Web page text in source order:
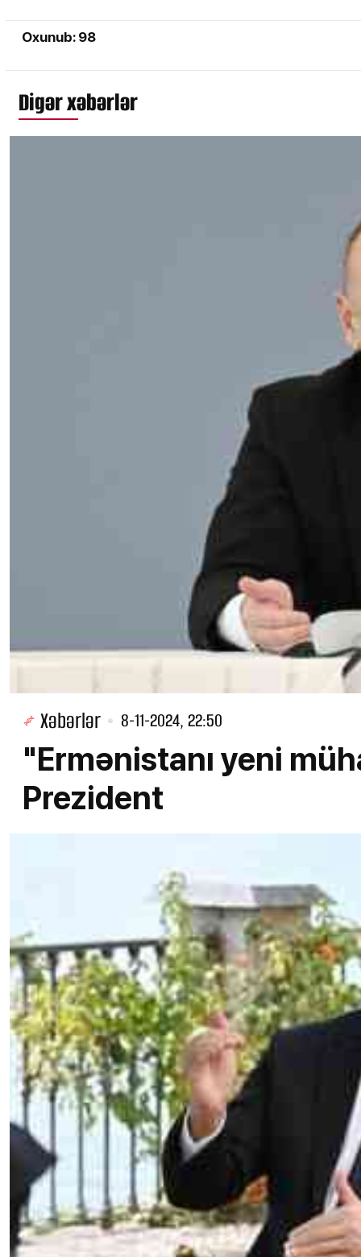
Oxunub: 98
Digər xəbərlər
Xəbərlər 8-11-2024, 22:50
"Ermənistanı yeni
Prezident